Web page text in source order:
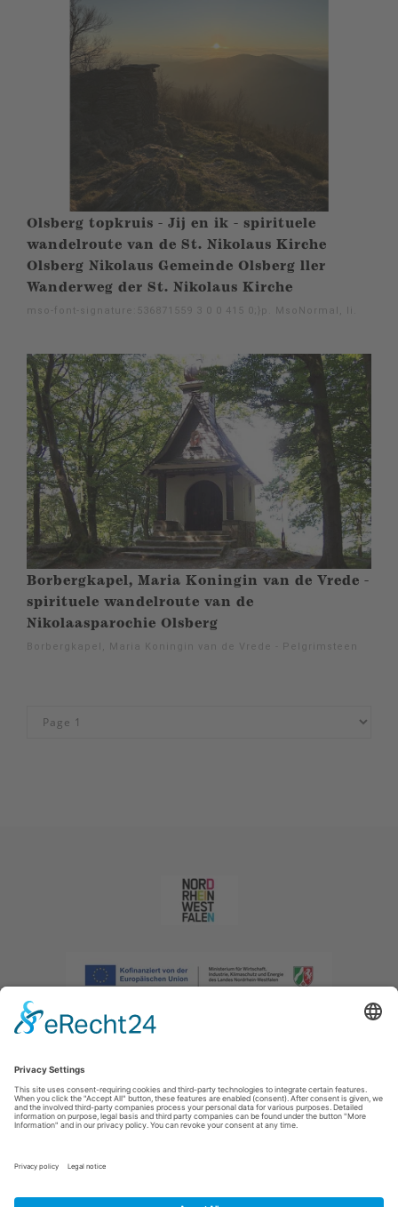
Olsberg topkruis - Jij en ik - spirituele
wandelroute van de St. Nikolaus Kirche
Olsberg Nikolaus Gemeinde Olsberg ller
Wanderweg der St. Nikolaus Kirche
mso-font-signature:536871559 3 0 0 415 0;}p. MsoNormal, li.
Borbergkapel, Maria Koningin van de Vrede -
spirituele wandelroute van de
Nikolaasparochie Olsberg
Borbergkapel, Maria Koningin van de Vrede - Pelgrimsteen
Afdruk |Privacybeleid|Verklaring van toegankelijkheid